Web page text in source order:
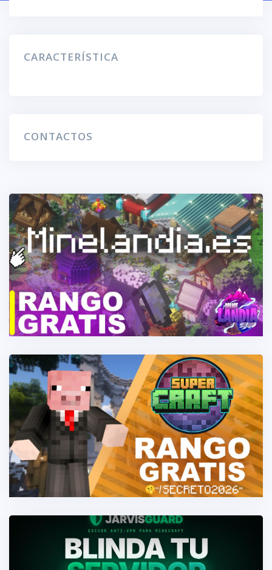
CARACTERÍSTICA
CONTACTOS